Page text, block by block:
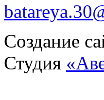
Создание
Студия